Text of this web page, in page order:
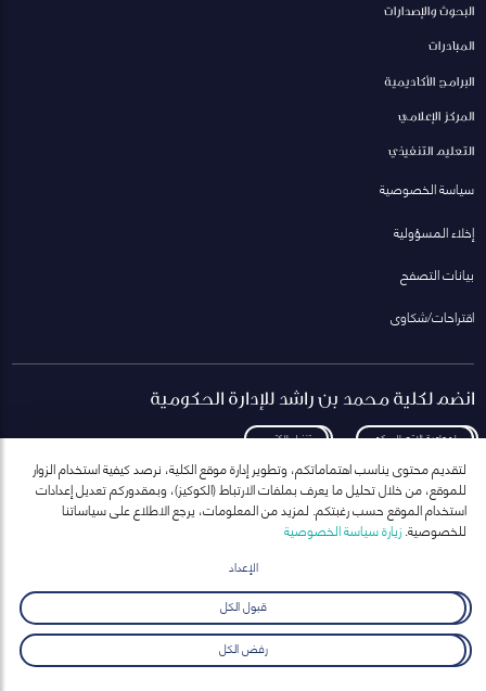
البحوث والإصدارات
المبادرات
البرامج الأكاديمية
المركز الإعلامي
التعليم التنفيذي
سياسة الخصوصية
إخلاء المسؤولية
بيانات التصفح
اقتراحات/شكاوى
انضم لكلية محمد بن راشد للإدارة الحكومية
لمعاودة الاتصال بكم تنزيل الكتيب
انضم إلى قائمة مراسلاتنا
ارسال
لتقديم محتوى يناسب اهتماماتكم، وتطوير إدارة موقع الكلية، نرصد كيفية استخدام الزوار
للموقع، من خلال تحليل ما يعرف بملفات الارتباط (الكوكيز)، وبمقدوركم تعديل إعدادات
استخدام الموقع حسب رغبتكم. لمزيد من المعلومات، يرجع الاطلاع على سياساتنا
للخصوصية.زيارة سياسة الخصوصية
الإعداد
قبول الكل
رفض الكل